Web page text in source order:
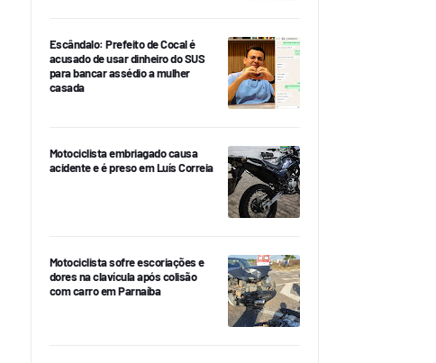
Escândalo: Prefeito de Cocal é
acusado de usar dinheiro do SUS
para bancar assédio a mulher
casada
Motociclista embriagado causa
acidente e é preso em Luís Correia
Motociclista sofre escoriações e
dores na clavícula após colisão
com carro em Parnaíba